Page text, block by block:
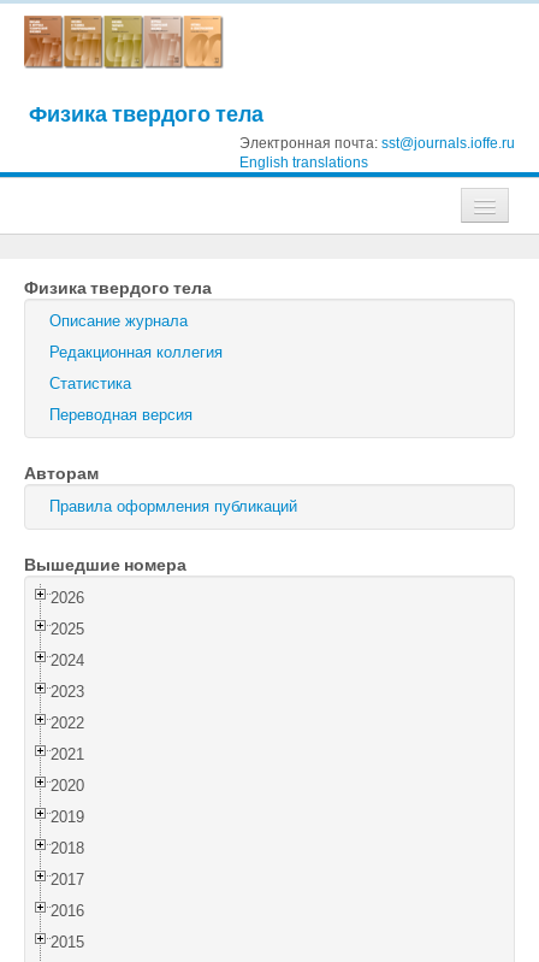
Физика твердого тела
Электронная почта: sst@journals.ioffe.ru
English translations
Журнал технической физики
Письма в Журнал технической физики
Физика твердого тела
Физика и техника полупроводников
Оптика и спектроскопия
Поиск
Войти
Физика твердого тела
Описание журнала
Редакционная коллегия
Статистика
Переводная версия
Авторам
Правила оформления публикаций
Вышедшие номера
2026
2025
2024
2023
2022
2021
2020
2019
2018
2017
2016
2015